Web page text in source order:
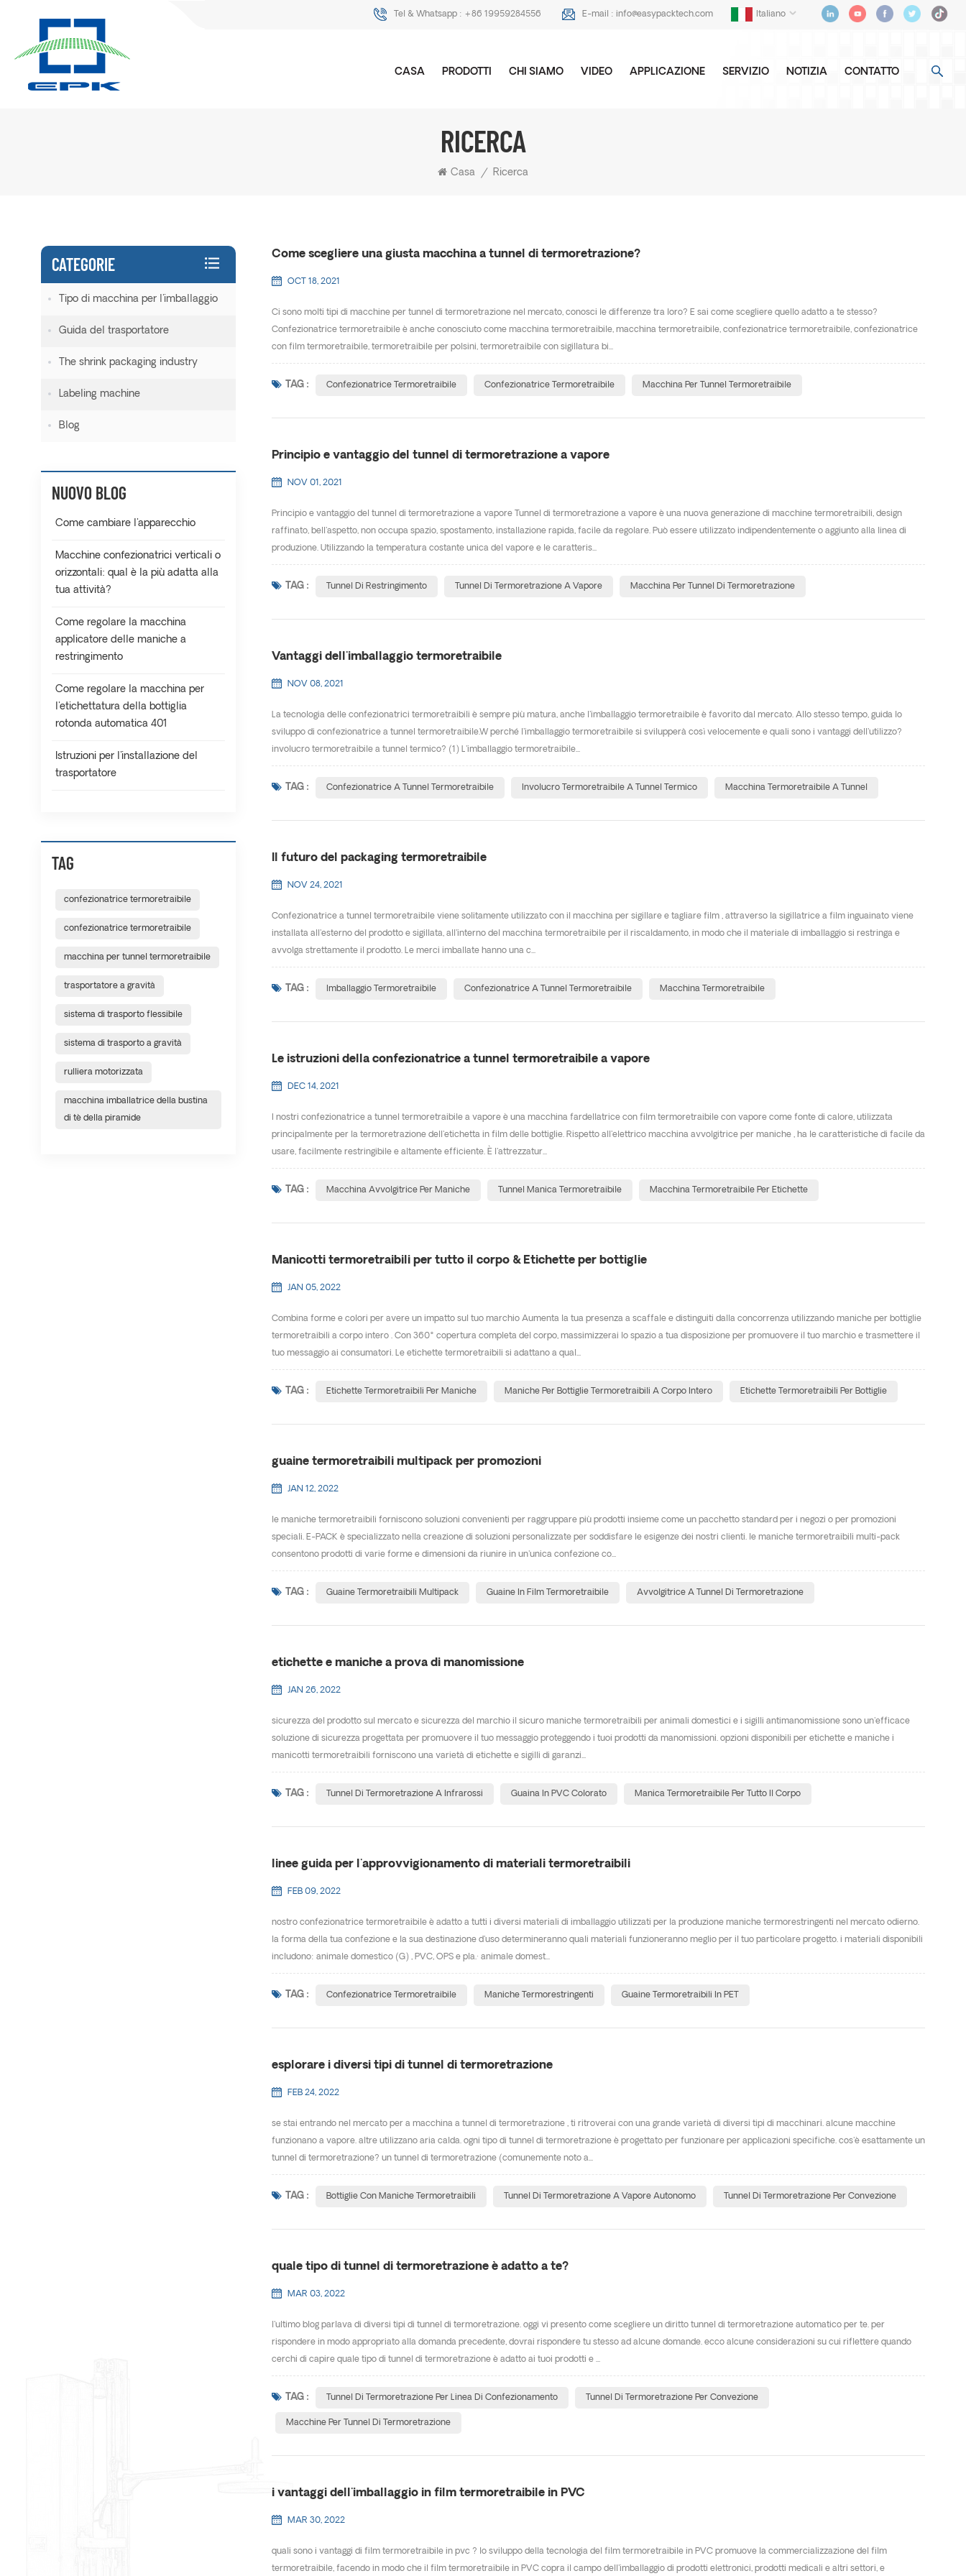
Italiano
Tel & Whatsapp : +86 19959284556 E-mail : info@easypacktech.com
CASA PRODOTTI CHI SIAMO VIDEO APPLICAZIONE SERVIZIO NOTIZIA CONTATTO
RICERCA
Casa / Ricerca
Come scegliere una giusta macchina a tunnel di termoretrazione?
OCT 18, 2021
Ci sono molti tipi di macchine per tunnel di termoretrazione nel mercato, conosci le differenze tra loro? E sai come scegliere quello adatto a te stesso?
Confezionatrice termoretraibile è anche conosciuto come macchina termoretraibile, macchina termoretraibile, confezionatrice termoretraibile, confezionatrice
con film termoretraibile, termoretraibile per polsini, termoretraibile con sigillatura bi...
TAG : Confezionatrice Termoretraibile Confezionatrice Termoretraibile Macchina Per Tunnel Termoretraibile
Principio e vantaggio del tunnel di termoretrazione a vapore
NOV 01, 2021
Principio e vantaggio del tunnel di termoretrazione a vapore Tunnel di termoretrazione a vapore è una nuova generazione di macchine termoretraibili, design
raffinato, bell'aspetto, non occupa spazio, spostamento, installazione rapida, facile da regolare. Può essere utilizzato indipendentemente o aggiunto alla linea di
produzione. Utilizzando la temperatura costante unica del vapore e le caratteris...
TAG : Tunnel Di Restringimento Tunnel Di Termoretrazione A Vapore Macchina Per Tunnel Di Termoretrazione
Vantaggi dell'imballaggio termoretraibile
NOV 08, 2021
La tecnologia delle confezionatrici termoretraibili è sempre più matura, anche l'imballaggio termoretraibile è favorito dal mercato. Allo stesso tempo, guida lo
sviluppo di confezionatrice a tunnel termoretraibile.W perché l'imballaggio termoretraibile si svilupperà così velocemente e quali sono i vantaggi dell'utilizzo?
involucro termoretraibile a tunnel termico? (1) L'imballaggio termoretraibile...
TAG : Confezionatrice A Tunnel Termoretraibile Involucro Termoretraibile A Tunnel Termico Macchina Termoretraibile A Tunnel
Il futuro del packaging termoretraibile
NOV 24, 2021
Confezionatrice a tunnel termoretraibile viene solitamente utilizzato con il macchina per sigillare e tagliare film , attraverso la sigillatrice a film inguainato viene
installata all'esterno del prodotto e sigillata, all'interno del macchina termoretraibile per il riscaldamento, in modo che il materiale di imballaggio si restringa e
avvolga strettamente il prodotto. Le merci imballate hanno una c...
TAG : Imballaggio Termoretraibile Confezionatrice A Tunnel Termoretraibile Macchina Termoretraibile
Le istruzioni della confezionatrice a tunnel termoretraibile a vapore
DEC 14, 2021
I nostri confezionatrice a tunnel termoretraibile a vapore è una macchina fardellatrice con film termoretraibile con vapore come fonte di calore, utilizzata
principalmente per la termoretrazione dell'etichetta in film delle bottiglie. Rispetto all'elettrico macchina avvolgitrice per maniche , ha le caratteristiche di facile da
usare, facilmente restringibile e altamente efficiente. È l'attrezzatur...
TAG : Macchina Avvolgitrice Per Maniche Tunnel Manica Termoretraibile Macchina Termoretraibile Per Etichette
Manicotti termoretraibili per tutto il corpo & Etichette per bottiglie
JAN 05, 2022
Combina forme e colori per avere un impatto sul tuo marchio Aumenta la tua presenza a scaffale e distinguiti dalla concorrenza utilizzando maniche per bottiglie
termoretraibili a corpo intero . Con 360° copertura completa del corpo, massimizzerai lo spazio a tua disposizione per promuovere il tuo marchio e trasmettere il
tuo messaggio ai consumatori. Le etichette termoretraibili si adattano a qual...
TAG : Etichette Termoretraibili Per Maniche Maniche Per Bottiglie Termoretraibili A Corpo Intero Etichette Termoretraibili Per Bottiglie
guaine termoretraibili multipack per promozioni
JAN 12, 2022
le maniche termoretraibili forniscono soluzioni convenienti per raggruppare più prodotti insieme come un pacchetto standard per i negozi o per promozioni
speciali. E-PACK è specializzato nella creazione di soluzioni personalizzate per soddisfare le esigenze dei nostri clienti. le maniche termoretraibili multi-pack
consentono prodotti di varie forme e dimensioni da riunire in un'unica confezione co...
TAG : Guaine Termoretraibili Multipack Guaine In Film Termoretraibile Avvolgitrice A Tunnel Di Termoretrazione
etichette e maniche a prova di manomissione
JAN 26, 2022
sicurezza del prodotto sul mercato e sicurezza del marchio il sicuro maniche termoretraibili per animali domestici e i sigilli antimanomissione sono un'efficace
soluzione di sicurezza progettata per promuovere il tuo messaggio proteggendo i tuoi prodotti da manomissioni. opzioni disponibili per etichette e maniche i
manicotti termoretraibili forniscono una varietà di etichette e sigilli di garanzi...
TAG : Tunnel Di Termoretrazione A Infrarossi Guaina In PVC Colorato Manica Termoretraibile Per Tutto Il Corpo
linee guida per l'approvvigionamento di materiali termoretraibili
FEB 09, 2022
nostro confezionatrice termoretraibile è adatto a tutti i diversi materiali di imballaggio utilizzati per la produzione maniche termorestringenti nel mercato odierno.
la forma della tua confezione e la sua destinazione d'uso determineranno quali materiali funzioneranno meglio per il tuo particolare progetto. i materiali disponibili
includono: animale domestico (G) , PVC, OPS e pla.· animale domest...
TAG : Confezionatrice Termoretraibile Maniche Termorestringenti Guaine Termoretraibili In PET
esplorare i diversi tipi di tunnel di termoretrazione
FEB 24, 2022
se stai entrando nel mercato per a macchina a tunnel di termoretrazione , ti ritroverai con una grande varietà di diversi tipi di macchinari. alcune macchine
funzionano a vapore. altre utilizzano aria calda. ogni tipo di tunnel di termoretrazione è progettato per funzionare per applicazioni specifiche. cos'è esattamente un
tunnel di termoretrazione? un tunnel di termoretrazione (comunemente noto a...
TAG : Bottiglie Con Maniche Termoretraibili Tunnel Di Termoretrazione A Vapore Autonomo Tunnel Di Termoretrazione Per Convezione
quale tipo di tunnel di termoretrazione è adatto a te?
MAR 03, 2022
l'ultimo blog parlava di diversi tipi di tunnel di termoretrazione. oggi vi presento come scegliere un diritto tunnel di termoretrazione automatico per te. per
rispondere in modo appropriato alla domanda precedente, dovrai rispondere tu stesso ad alcune domande. ecco alcune considerazioni su cui riflettere quando
cerchi di capire quale tipo di tunnel di termoretrazione è adatto ai tuoi prodotti e ...
TAG : Tunnel Di Termoretrazione Per Linea Di Confezionamento Tunnel Di Termoretrazione Per Convezione
Macchine Per Tunnel Di Termoretrazione
i vantaggi dell'imballaggio in film termoretraibile in PVC
MAR 30, 2022
quali sono i vantaggi di film termoretraibile in pvc ? lo sviluppo della tecnologia del film termoretraibile in PVC promuove la commercializzazione del film
termoretraibile, facendo in modo che il film termoretraibile in PVC copra il campo dell'imballaggio di prodotti elettronici, prodotti medicali e altri settori, e
CATEGORIE
Tipo di macchina per l'imballaggio
Guida del trasportatore
The shrink packaging industry
Labeling machine
Blog
NUOVO BLOG
Come cambiare l'apparecchio
Macchine confezionatrici verticali o
orizzontali: qual è la più adatta alla
tua attività?
Come regolare la macchina
applicatore delle maniche a
restringimento
Come regolare la macchina per
l'etichettatura della bottiglia
rotonda automatica 401
Istruzioni per l'installazione del
trasportatore
TAG
confezionatrice termoretraibile
confezionatrice termoretraibile
macchina per tunnel termoretraibile
trasportatore a gravità
sistema di trasporto flessibile
sistema di trasporto a gravità
rulliera motorizzata
macchina imballatrice della bustina
di tè della piramide